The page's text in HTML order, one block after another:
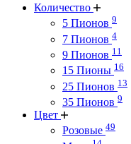
Количество
5 Пионов 9
7 Пионов 4
9 Пионов 11
15 Пионы 16
25 Пионов 13
35 Пионов 9
Цвет
Розовые 49